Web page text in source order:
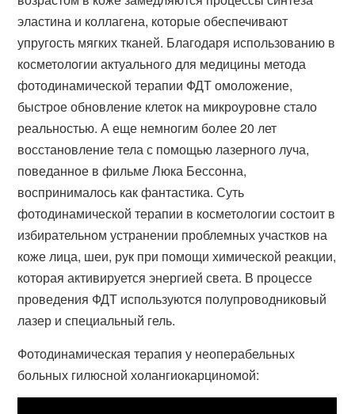
эластина и коллагена, которые обеспечивают
упругость мягких тканей. Благодаря использованию в
косметологии актуального для медицины метода
фотодинамической терапии ФДТ омоложение,
быстрое обновление клеток на микроуровне стало
реальностью. А еще немногим более 20 лет
восстановление тела с помощью лазерного луча,
поведанное в фильме Люка Бессонна,
воспринималось как фантастика. Суть
фотодинамической терапии в косметологии состоит в
избирательном устранении проблемных участков на
коже лица, шеи, рук при помощи химической реакции,
которая активируется энергией света. В процессе
проведения ФДТ используются полупроводниковый
лазер и специальный гель.
Фотодинамическая терапия у неоперабельных
больных гилюсной холангиокарциномой: